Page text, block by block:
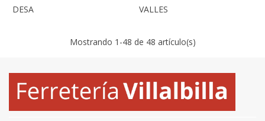
DESA VALLES
Mostrando 1 -48 de 48 artículo(s)